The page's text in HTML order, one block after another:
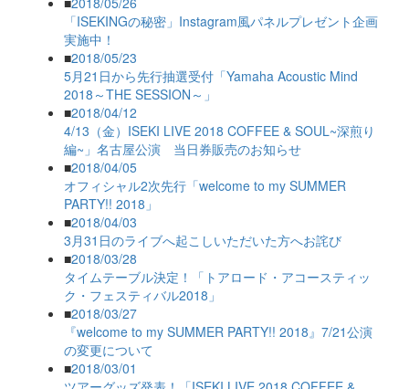
「ISEKINGの秘密」Instagram風パネルプレゼント企画
実施中！
■2018/05/23
5月21日から先行抽選受付「Yamaha Acoustic Mind
2018～THE SESSION～」
■2018/04/12
4/13（金）ISEKI LIVE 2018 COFFEE & SOUL~深煎り
編~」名古屋公演 当日券販売のお知らせ
■2018/04/05
オフィシャル2次先行「welcome to my SUMMER
PARTY!! 2018」
■2018/04/03
3月31日のライブへ起こしいただいた方へお詫び
■2018/03/28
タイムテーブル決定！「トアロード・アコースティッ
ク・フェスティバル2018」
■2018/03/27
『welcome to my SUMMER PARTY!! 2018』7/21公演
の変更について
■2018/03/01